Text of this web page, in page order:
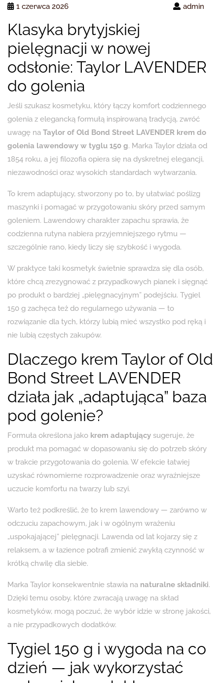
1 czerwca 2026 admin
Klasyka brytyjskiej
pielęgnacji w nowej
odsłonie: Taylor LAVENDER
do golenia
Jeśli szukasz kosmetyku, który łączy komfort codziennego
golenia z elegancką formułą inspirowaną tradycją, zwróć
uwagę na Taylor of Old Bond Street LAVENDER krem do
golenia lawendowy w tyglu 150 g. Marka Taylor działa od
1854 roku, a jej filozofia opiera się na dyskretnej elegancji,
niezawodności oraz wysokich standardach wytwarzania.
To krem adaptujący, stworzony po to, by ułatwiać poślizg
maszynki i pomagać w przygotowaniu skóry przed samym
goleniem. Lawendowy charakter zapachu sprawia, że
codzienna rutyna nabiera przyjemniejszego rytmu —
szczególnie rano, kiedy liczy się szybkość i wygoda.
W praktyce taki kosmetyk świetnie sprawdza się dla osób,
które chcą zrezygnować z przypadkowych pianek i sięgnąć
po produkt o bardziej „pielęgnacyjnym” podejściu. Tygiel
150 g zachęca też do regularnego używania — to
rozwiązanie dla tych, którzy lubią mieć wszystko pod ręką i
nie lubią częstych zakupów.
Dlaczego krem Taylor of Old
Bond Street LAVENDER
działa jak „adaptująca” baza
pod golenie?
Formuła określona jako krem adaptujący sugeruje, że
produkt ma pomagać w dopasowaniu się do potrzeb skóry
w trakcie przygotowania do golenia. W efekcie łatwiej
uzyskać równomierne rozprowadzenie oraz wyraźniejsze
uczucie komfortu na twarzy lub szyi.
Warto też podkreślić, że to krem lawendowy — zarówno w
odczuciu zapachowym, jak i w ogólnym wrażeniu
„uspokajającej” pielęgnacji. Lawenda od lat kojarzy się z
relaksem, a w łazience potrafi zmienić zwykłą czynność w
krótką chwilę dla siebie.
Marka Taylor konsekwentnie stawia na naturalne składniki.
Dzięki temu osoby, które zwracają uwagę na skład
kosmetyków, mogą poczuć, że wybór idzie w stronę jakości,
a nie przypadkowych dodatków.
Tygiel 150 g i wygoda na co
dzień — jak wykorzystać